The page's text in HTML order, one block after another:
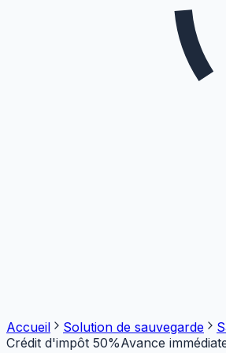
Accueil Solution de sauvegarde
Crédit d'impôt 50%Avance